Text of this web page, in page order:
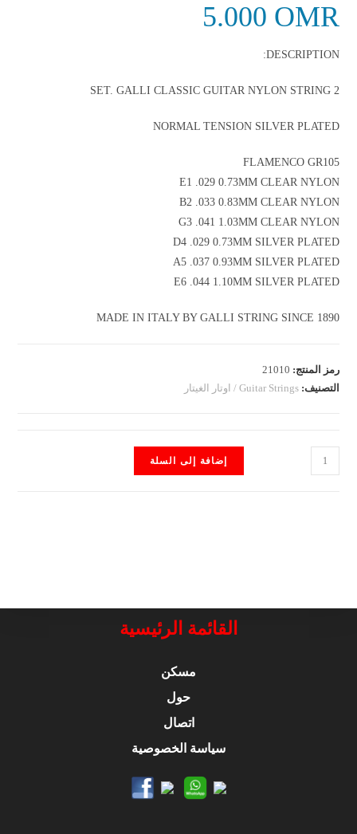
5.000 OMR
DESCRIPTION:
2 SET. GALLI CLASSIC GUITAR NYLON STRING
NORMAL TENSION SILVER PLATED
FLAMENCO GR105
E1 .029 0.73MM CLEAR NYLON
B2 .033 0.83MM CLEAR NYLON
G3 .041 1.03MM CLEAR NYLON
D4 .029 0.73MM SILVER PLATED
A5 .037 0.93MM SILVER PLATED
E6 .044 1.10MM SILVER PLATED
MADE IN ITALY BY GALLI STRING SINCE 1890
رمز المنتج: 21010
التصنيف:Guitar Strings / اوتار الغيتار
كمية
FLAMENCO
إضافة إلى السلة
القائمة الرئيسية
مسكن
حول
اتصال
سياسة الخصوصية